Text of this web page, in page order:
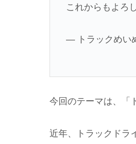
これからもよろ
— トラックめい
今回のテーマは、「
近年、トラックドラ